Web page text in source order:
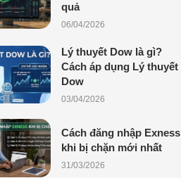
quả
06/04/2026
Lý thuyết Dow là gì?
Cách áp dụng Lý thuyết
Dow
03/04/2026
Cách đăng nhập Exness
khi bị chặn mới nhất
31/03/2026